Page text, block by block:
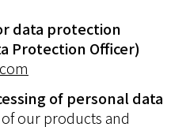
data protection
Protection Officer)
of personal data
our products and